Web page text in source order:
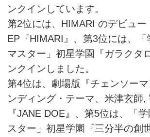
ンクインしています。
第2位には、HIMARI のデビュー
EP『HIMARI』、第3位には、「
マスター」初星学園『ガラクタ
ンクインしました。
第4位は、劇場版『チェンソー
ンディング・テーマ、米津玄師,
『JANE DOE』、第5位は、「
スター」初星学園『三分半の創